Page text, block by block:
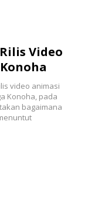
Video
video animasi
Konoha, pada
bagaimana